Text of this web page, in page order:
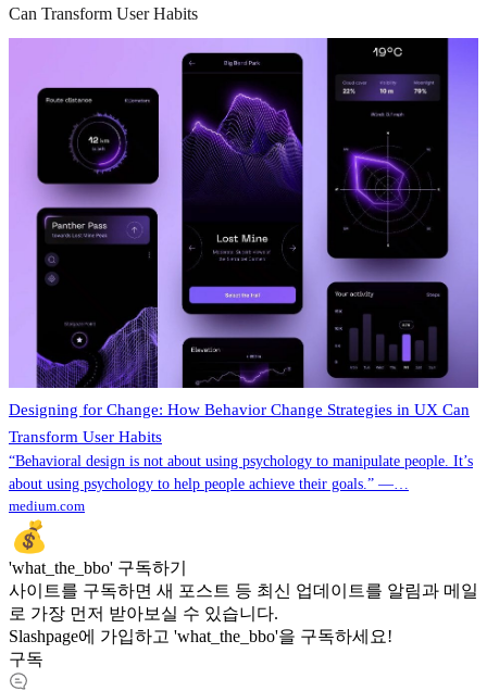
Can Transform User Habits
Designing for Change: How Behavior Change Strategies in UX Can
Transform User Habits
“Behavioral design is not about using psychology to manipulate people. It’s
about using psychology to help people achieve their goals.” —…
medium.com
'what_the_bbo' 구독하기
사이트를 구독하면 새 포스트 등 최신 업데이트를 알림과 메일
로 가장 먼저 받아보실 수 있습니다.
Slashpage에 가입하고 'what_the_bbo'을 구독하세요!
구독